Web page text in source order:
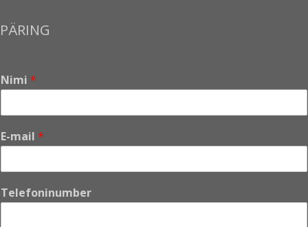
PÄRING
Nimi *
E-mail *
Telefoninumber